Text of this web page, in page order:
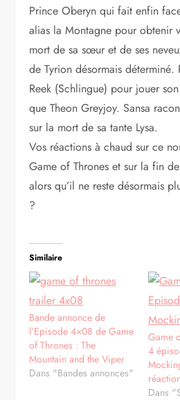
Prince Oberyn qui fait enfin
alias la Montagne pour obtenir
mort de sa sœur et de ses
de Tyrion désormais déterminé.
Reek (Schlingue) pour jouer
que Theon Greyjoy. Sansa
sur la mort de sa tante Lysa.
Vos réactions à chaud sur ce
Game of Thrones et sur la fin
alors qu’il ne reste désormais
?
Similaire
Bande annonce de
l’Episode 4×08 de Game
of Thrones : The
Mountain and the Viper
Dans "Bandes annonces"
Game
4
Dans